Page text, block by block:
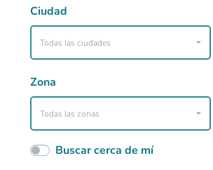
Ciudad
Todas las ciudades
Zona
Todas las zonas
Buscar cerca de mí